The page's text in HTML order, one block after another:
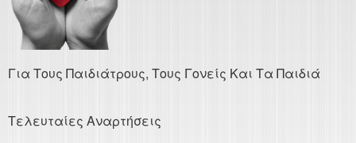
Για Τους Παιδιάτρους, Τους Γονείς Και Τα Παιδιά
Τελευταίες Αναρτήσεις